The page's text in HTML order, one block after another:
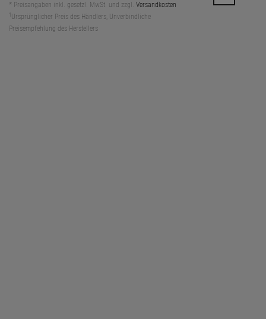
* Preisangaben inkl. gesetzl. MwSt. und zzgl. Versandkosten
Ursprünglicher Preis des Händlers, Unverbindliche
Preisempfehlung des Herstellers